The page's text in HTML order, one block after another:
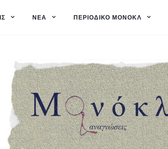
ΝΈΑ ΠΕΡΙΟΔΙΚΌ ΜΟΝΌΚΛ